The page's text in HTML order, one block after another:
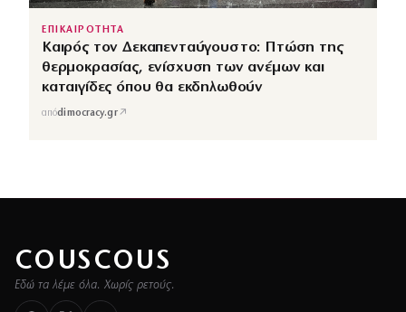
ΕΠΙΚΑΙΡΟΤΗΤΑ
Καιρός τον Δεκαπενταύγουστο: Πτώση της
θερμοκρασίας, ενίσχυση των ανέμων και
καταιγίδες όπου θα εκδηλωθούν
απόdimocracy.gr↗
COUSCOUS
Εδώ τα λέμε όλα. Χωρίς ρετούς.